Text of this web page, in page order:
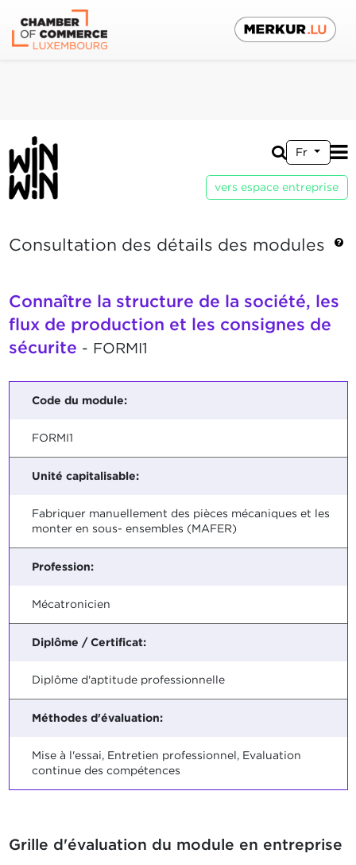
Fr
vers espace entreprise
Consultation des détails des modules
Connaître la structure de la société, les
flux de production et les consignes de
sécurite - FORMI1
Code du module:
FORMI1
Unité capitalisable:
Fabriquer manuellement des pièces mécaniques et les
monter en sous- ensembles (MAFER)
Profession:
Mécatronicien
Diplôme / Certificat:
Diplôme d'aptitude professionnelle
Méthodes d'évaluation:
Mise à l'essai, Entretien professionnel, Evaluation
continue des compétences
Grille d'évaluation du module en entreprise